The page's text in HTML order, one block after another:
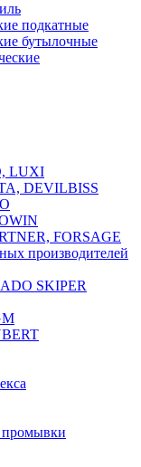
подкатные
бутылочные
LUXI
DEVILBISS
FORSAGE
производителей
SKIPER
промывки